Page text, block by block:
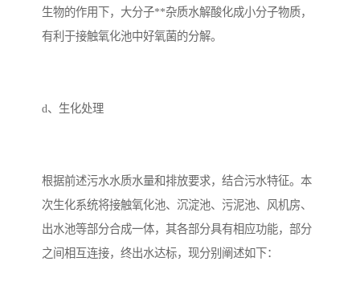
生物的作用下，大分子**杂质水解酸化成小分子物质，
有利于接触氧化池中好氧菌的分解。
d、生化处理
根据前述污水水质水量和排放要求，结合污水特征。本
次生化系统将接触氧化池、沉淀池、污泥池、风机房、
出水池等部分合成一体，其各部分具有相应功能，部分
之间相互连接，终出水达标，现分别阐述如下：